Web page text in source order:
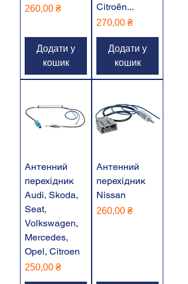
Ціна
260,00 ₴
Додати у
кошик
Citroën...
Ціна
270,00 ₴
Додати у
кошик
Антенний
перехідник
Audi, Skoda,
Seat,
Volkswagen,
Mercedes,
Opel, Citroen
Ціна
250,00 ₴
Антенний
перехідник
Nissan
Ціна
260,00 ₴